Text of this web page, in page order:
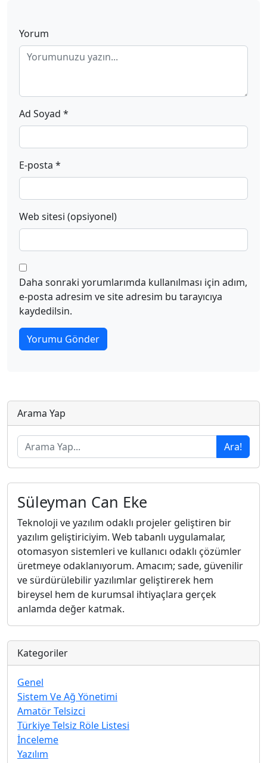
Yorum
Ad Soyad *
E-posta *
Web sitesi (opsiyonel)
Daha sonraki yorumlarımda kullanılması için adım,
e-posta adresim ve site adresim bu tarayıcıya
kaydedilsin.
Arama Yap
Ara!
Süleyman Can Eke
Teknoloji ve yazılım odaklı projeler geliştiren bir
yazılım geliştiriciyim. Web tabanlı uygulamalar,
otomasyon sistemleri ve kullanıcı odaklı çözümler
üretmeye odaklanıyorum. Amacım; sade, güvenilir
ve sürdürülebilir yazılımlar geliştirerek hem
bireysel hem de kurumsal ihtiyaçlara gerçek
anlamda değer katmak.
Kategoriler
Genel
Sistem Ve Ağ Yönetimi
Amatör Telsizci
Türkiye Telsiz Röle Listesi
İnceleme
Yazılım